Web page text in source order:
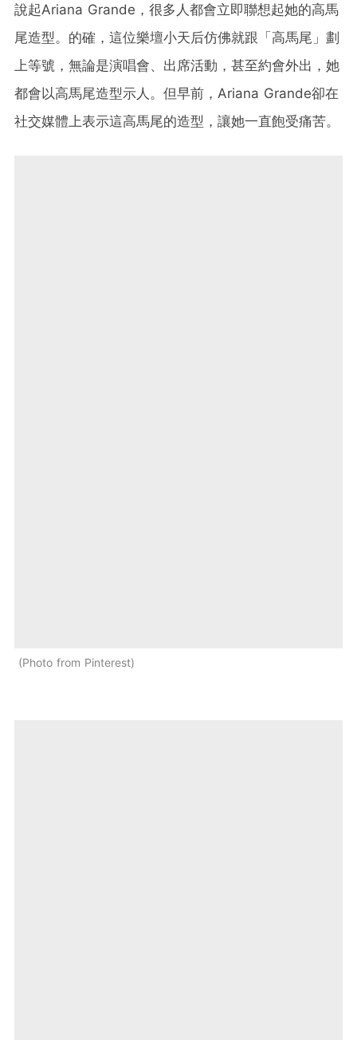
說起Ariana Grande ，很多人都會立即聯想起她的高馬
尾造型。的確，這位樂壇小天后仿佛就跟「高馬尾」劃
上等號，無論是演唱會、出席活動，甚至約會外出，她
都會以高馬尾造型示人。但早前， Ariana Grande卻在
社交媒體上表示這高馬尾的造型，讓她一直飽受痛苦。
Photo from Pinterest